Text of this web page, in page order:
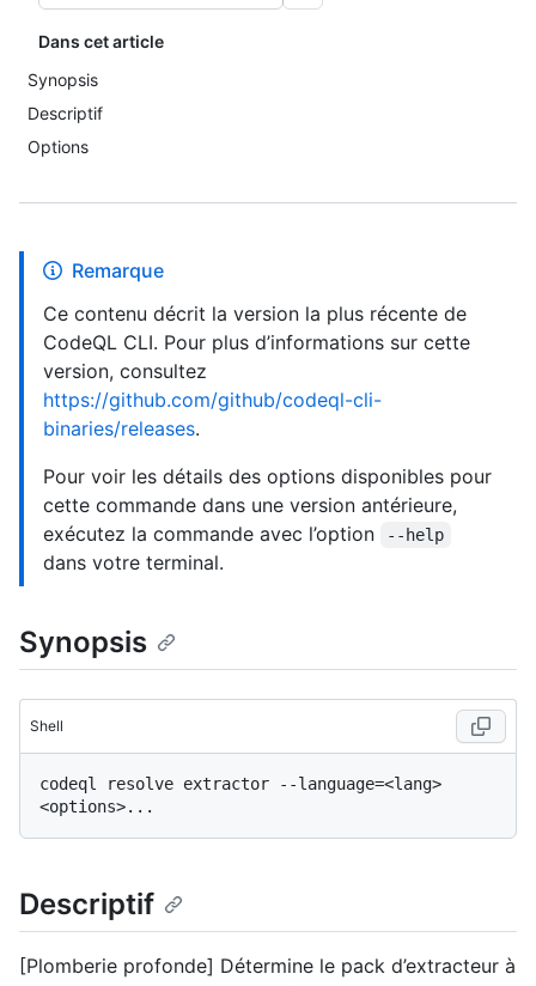
Dans cet article
Synopsis
Descriptif
Options
Remarque
Ce contenu décrit la version la plus récente de
CodeQL CLI. Pour plus d’informations sur cette
version, consultez
https://github.com/github/codeql-cli-
binaries/releases.
Pour voir les détails des options disponibles pour
cette commande dans une version antérieure,
exécutez la commande avec l’option
--help
dans votre terminal.
Synopsis
Shell
codeql resolve extractor --language=<lang>
Descriptif
[Plomberie profonde] Détermine le pack d’extracteur à